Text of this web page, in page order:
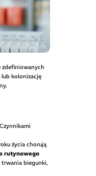
zdefiniowanych
kolonizację
życia chorują
rutynowego
trwania biegunki,